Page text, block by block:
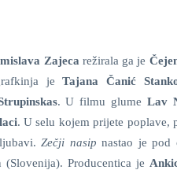
Zajeca režirala ga je
jeTajana Čanić
. U filmu glumeLav
. U selu kojem prijete poplave,
ljubavi.Zečji nasip nastao je pod
Producentica je